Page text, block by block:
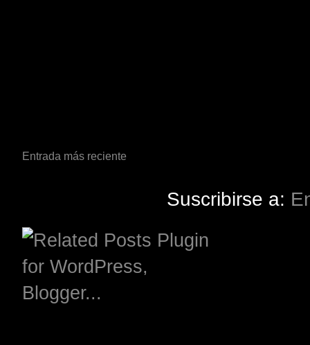
Entrada más reciente
Suscribirse a: